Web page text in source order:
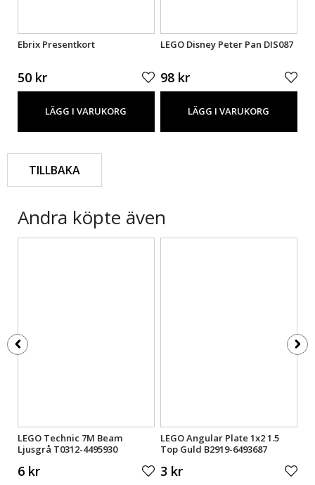
Ebrix Presentkort
50 kr
LÄGG I VARUKORG
LEGO Disney Peter Pan DIS087
98 kr
LÄGG I VARUKORG
TILLBAKA
Andra köpte även
LEGO Technic 7M Beam
Ljusgrå T0312-4495930
6 kr
LEGO Angular Plate 1x2 1.5
Top Guld B2919-6493687
3 kr